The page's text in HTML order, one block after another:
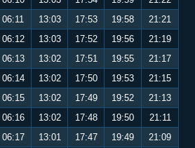
06:11 13:03 17:53 19:58
21:21
06:12 13:03 17:52 19:56
21:19
06:13 13:02 17:51 19:55
21:17
06:14 13:02 17:50 19:53
21:15
06:15 13:02 17:49 19:52
21:13
06:16 13:02 17:48 19:50
21:11
06:17 13:01 17:47 19:49
21:09